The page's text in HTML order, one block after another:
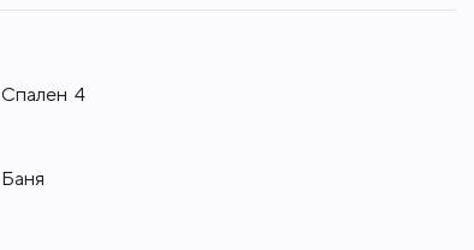
Спален 4
Баня